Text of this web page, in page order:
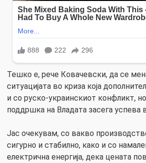
Тешко е, рече Ковачевски, да се
ситуацијата во криза која
и со руско-украинскиот конфликт,
поддршка на Владата засега успева
Јас очекувам, со вакво
сигурно и стабилно, како и со
електрична енергија, дека цената